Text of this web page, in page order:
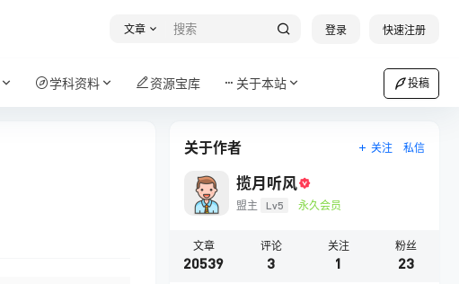
文章 登录 快速注册
学科资料 资源宝库 关于本站 投稿
关于作者 关注 私信
揽月听风
盟主 Lv5 永久会员
文章
20539
评论
3
关注
1
粉丝
23